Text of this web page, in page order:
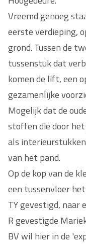
Vreemd genoeg
eerste verdieping,
grond. Tussen de
tussenstuk dat
komen de lift, een
gezamenlijke
Mogelijk dat de
stoffen die door
als
van het pand.
Op de kop van de
een tussenvloer
TY gevestigd, naar
R gevestigde
BV wil hier in de